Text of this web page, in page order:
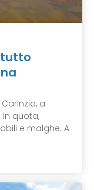
tutto
a
in quota,
e malghe. A